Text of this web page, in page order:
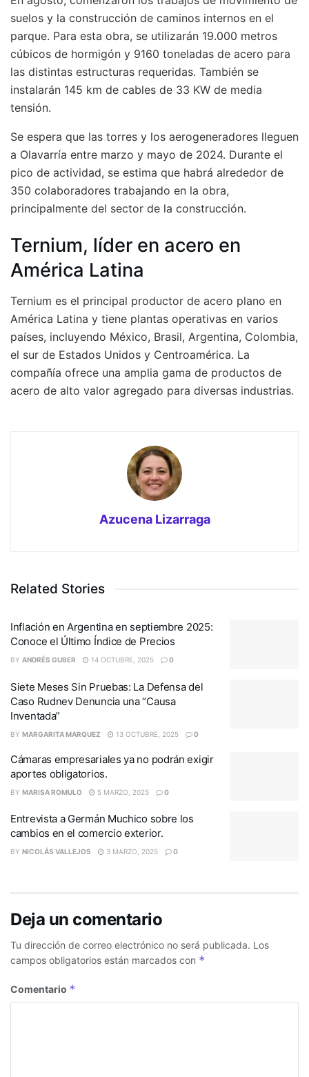
suelos y la construcción de caminos internos en el
parque. Para esta obra, se utilizarán 19.000 metros
cúbicos de hormigón y 9160 toneladas de acero para
las distintas estructuras requeridas. También se
instalarán 145 km de cables de 33 KW de media
tensión.
Se espera que las torres y los aerogeneradores lleguen
a Olavarría entre marzo y mayo de 2024. Durante el
pico de actividad, se estima que habrá alrededor de
350 colaboradores trabajando en la obra,
principalmente del sector de la construcción.
Ternium, líder en acero en
América Latina
Ternium es el principal productor de acero plano en
América Latina y tiene plantas operativas en varios
países, incluyendo México, Brasil, Argentina, Colombia,
el sur de Estados Unidos y Centroamérica. La
compañía ofrece una amplia gama de productos de
acero de alto valor agregado para diversas industrias.
Azucena Lizarraga
Related Stories
Inflación en Argentina en septiembre 2025:
Conoce el Último Índice de Precios
BY ANDRÉS GUBER 14 OCTUBRE, 2025 0
Siete Meses Sin Pruebas: La Defensa del
Caso Rudnev Denuncia una “Causa
Inventada”
BY MARGARITA MARQUEZ 13 OCTUBRE, 2025 0
Cámaras empresariales ya no podrán exigir
aportes obligatorios.
BY MARISA ROMULO 5 MARZO, 2025 0
Entrevista a Germán Muchico sobre los
cambios en el comercio exterior.
BY NICOLÁS VALLEJOS 3 MARZO, 2025 0
Deja un comentario
Tu dirección de correo electrónico no será publicada. Los
campos obligatorios están marcados con *
Comentario *